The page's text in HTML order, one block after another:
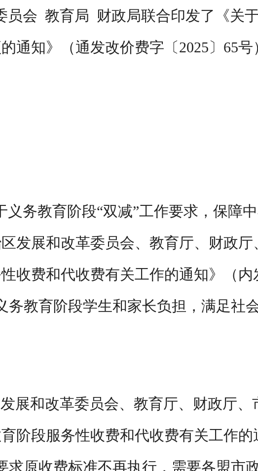
员会 教育局 财政局联合印发了《关
通知》（通发改价费字〔2025〕 65号
义务教育阶段“双减”工作要求，保障
发展和改革委员会、教育厅、财政
收费和代收费有关工作的通知》（内
务教育阶段学生和家长负担，满足社
展和改革委员会、教育厅、财政厅
阶段服务性收费和代收费有关工作
求原收费标准不再执行，需要各盟市